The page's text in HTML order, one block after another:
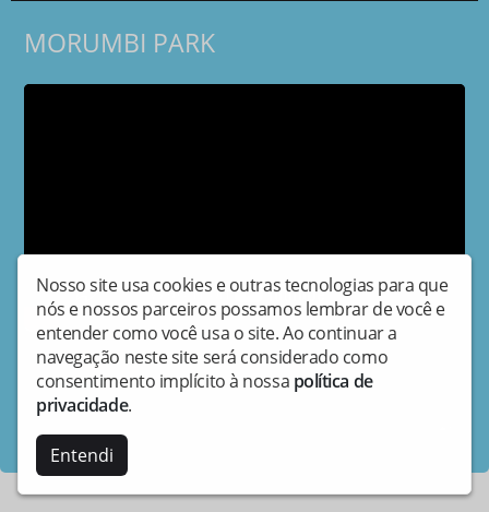
MORUMBI PARK
Compartilhe:
Copyright © Vivawebtv - Todos os direitos reservados.
Nosso site usa cookies e outras tecnologias para que
nós e nossos parceiros possamos lembrar de você e
entender como você usa o site. Ao continuar a
navegação neste site será considerado como
consentimento implícito à nossa política de
privacidade.
Entendi